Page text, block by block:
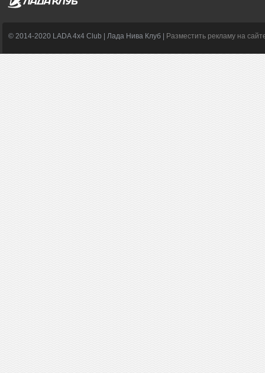
© 2014-2020 LADA 4x4 Club | Лада Нива Клуб | Разместить рекламу на